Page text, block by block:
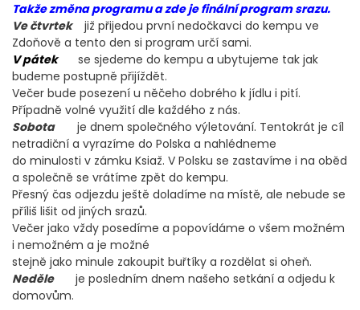
Takže změna programu a zde je finální program srazu.
Ve čtvrtek již přijedou první nedočkavci do kempu ve
Zdoňově a tento den si program určí sami.
V pátek
se sjedeme do kempu a ubytujeme tak jak
budeme postupně přijíždět.
Večer bude posezení u něčeho dobrého k jídlu i pití.
Případně volné využití dle každého z nás.
Sobota
je dnem společného výletování. Tentokrát je cíl
netradiční a vyrazíme do Polska a nahlédneme
do minulosti v zámku Ksiaž. V Polsku se zastavíme i na oběd
a společně se vrátíme zpět do kempu.
Přesný čas odjezdu ještě doladíme na místě, ale nebude se
příliš lišit od jiných srazů.
Večer jako vždy posedíme a popovídáme o všem možném
i nemožném a je možné
stejně jako minule zakoupit buřtíky a rozdělat si oheň.
Neděle
je posledním dnem našeho setkání a odjedu k
domovům.